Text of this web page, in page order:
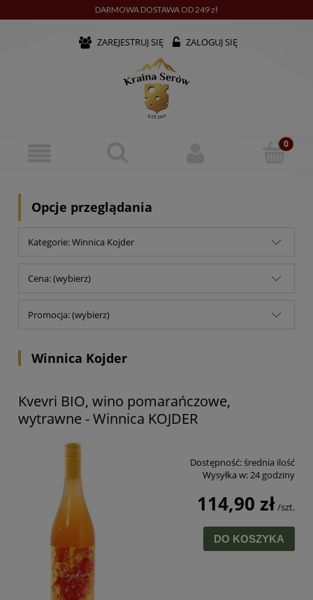
DARMOWA DOSTAWA OD 249 zł
ZAREJESTRUJ SIĘ ZALOGUJ SIĘ
Opcje przeglądania
Kategorie: Winnica Kojder
Cena: (wybierz)
Promocja: (wybierz)
Winnica Kojder
Kvevri BIO, wino pomarańczowe,
wytrawne - Winnica KOJDER
Dostępność:średnia ilość
Wysyłka w:24 godziny
114,90 zł/szt.
DO KOSZYKA